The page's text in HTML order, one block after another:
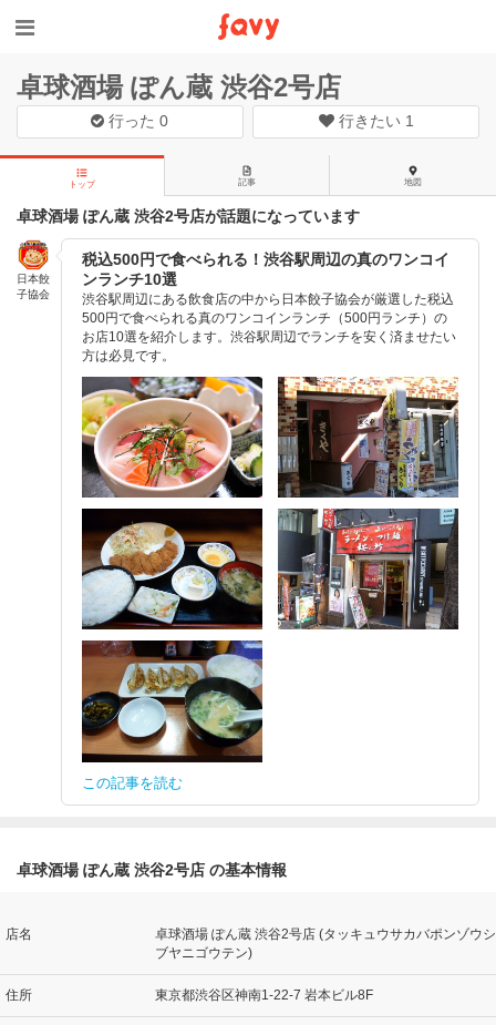
卓球酒場 ぽん蔵 渋谷2号店
行った0 行きたい 1
トップ 記事 地図
卓球酒場 ぽん蔵 渋谷2号店が話題になっています
日本餃
子協会
税込500円で食べられる！渋谷駅周辺の真のワンコイ
ンランチ10選
渋谷駅周辺にある飲食店の中から日本餃子協会が厳選した税込
500円で食べられる真のワンコインランチ（500円ランチ）の
お店10選を紹介します。渋谷駅周辺でランチを安く済ませたい
方は必見です。
この記事を読む
卓球酒場 ぽん蔵 渋谷2号店 の基本情報
店名
卓球酒場 ぽん蔵 渋谷2号店 (タッキュウサカバポンゾウシ
ブヤニゴウテン)
住所 東京都渋谷区神南1-22-7 岩本ビル8F